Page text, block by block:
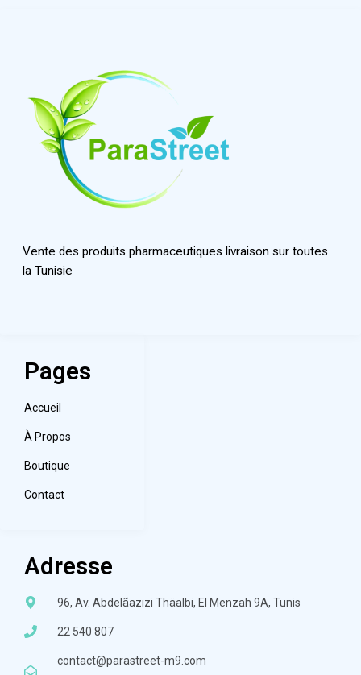
Vente des produits pharmaceutiques livraison sur toutes
la Tunisie
Pages
Accueil
À Propos
Boutique
Contact
Adresse
96, Av. Abdelãazizi Thäalbi, El Menzah 9A, Tunis
22 540 807
contact@parastreet-m9.com